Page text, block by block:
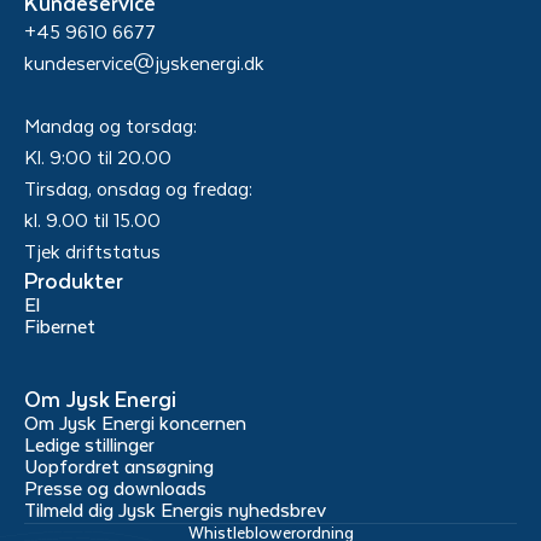
Kundeservice
+45 9610 6677
kundeservice@jyskenergi.dk
Mandag og torsdag:
Kl. 9:00 til 20.00
Tirsdag, onsdag og fredag:
kl. 9.00 til 15.00
Tjek driftstatus
Produkter
El
Fibernet
Om Jysk Energi
Om Jysk Energi koncernen
Ledige stillinger
Uopfordret ansøgning
Presse og downloads
Tilmeld dig Jysk Energis nyhedsbrev
Whistleblowerordning